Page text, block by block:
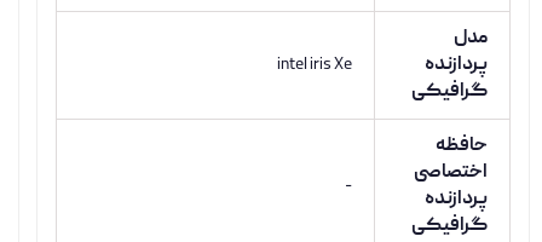
مدل
پردازنده
گرافیکی
intel iris Xe
حافظه
اختصاصی
پردازنده
گرافیکی
-